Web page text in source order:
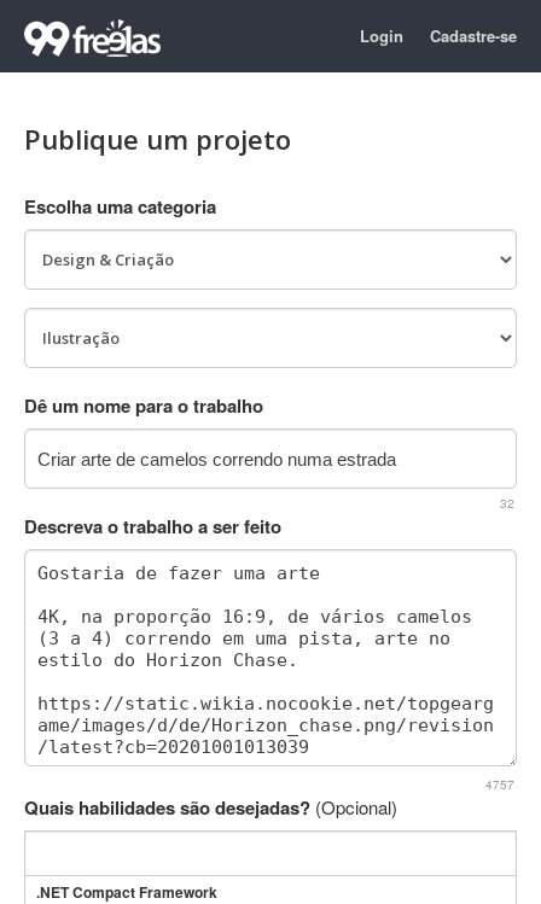
Login Cadastre-se
Publique um projeto
Escolha uma categoria
Dê um nome para o trabalho
32
Descreva o trabalho a ser feito
4757
Quais habilidades são desejadas? (Opcional)
.NET Compact Framework